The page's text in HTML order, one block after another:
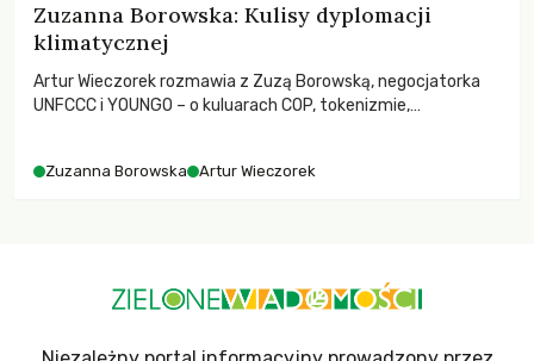
Zuzanna Borowska: Kulisy dyplomacji
klimatycznej
Artur Wieczorek rozmawia z Zuzą Borowską, negocjatorka
UNFCCC i YOUNGO – o kuluarach COP, tokenizmie,
Zuzanna Borowska Artur Wieczorek